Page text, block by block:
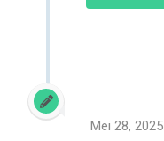
Mei 28, 2025